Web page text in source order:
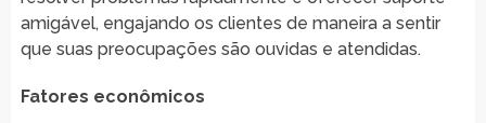
amigável, engajando os clientes de maneira a sentir
que suas preocupações são ouvidas e atendidas.
Fatores econômicos